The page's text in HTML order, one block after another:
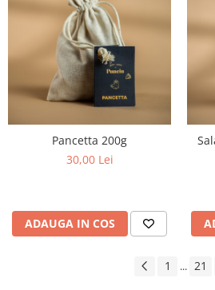
Pancetta 200g
30,00 Lei
ADAUGA IN COS
1 ... 21